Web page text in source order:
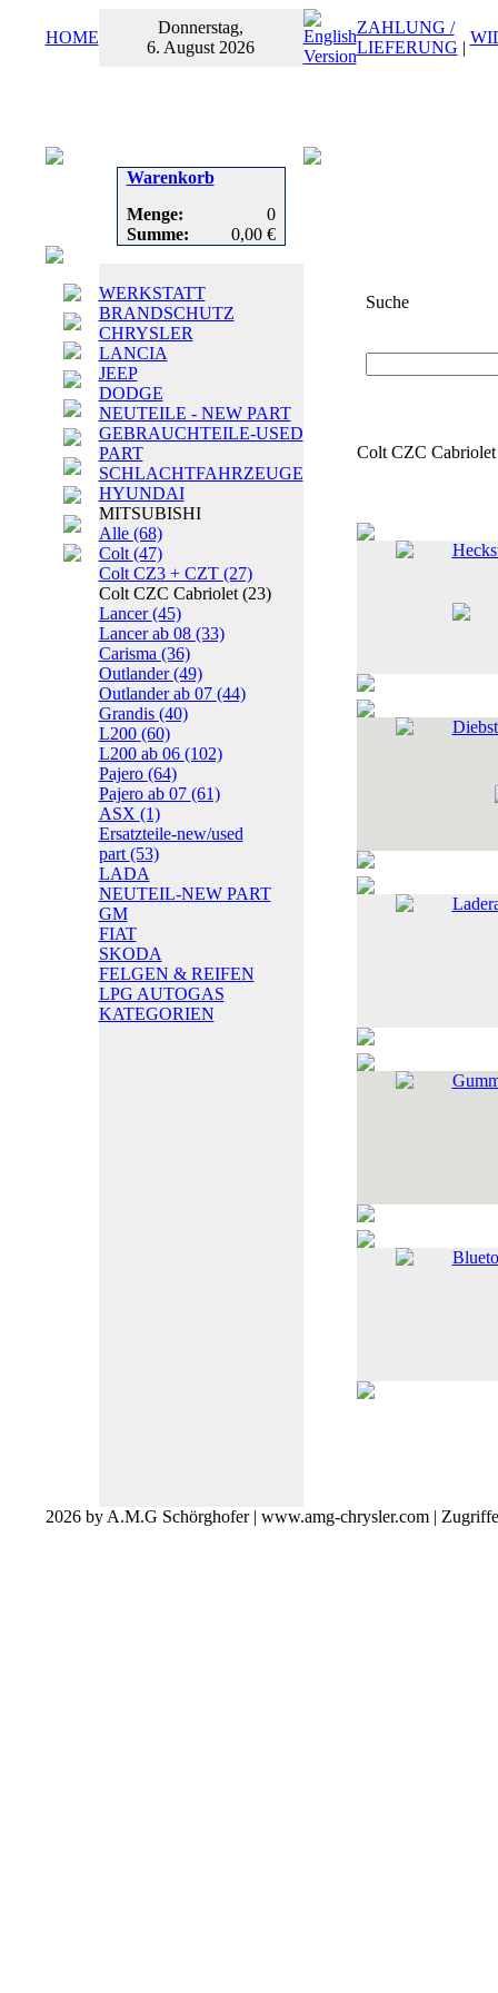
HOME
Donnerstag,
6. August 2026
ZAHLUNG /
LIEFERUNG |
Warenkorb
Menge:
0
Summe:
0,00 €
WERKSTATT
BRANDSCHUTZ
CHRYSLER
LANCIA
JEEP
DODGE
NEUTEILE - NEW PART
GEBRAUCHTEILE-USED
PART
SCHLACHTFAHRZEUGE
HYUNDAI
MITSUBISHI
Alle (68)
Colt (47)
Colt CZ3 + CZT (27)
Colt CZC Cabriolet (23)
Lancer(45)
Lancer ab 08 (33)
Carisma (36)
Outlander(49)
Outlander ab 07 (44)
Grandis (40)
L200 (60)
L200 ab 06 (102)
Pajero (64)
Pajero ab 07 (61)
ASX (1)
Ersatzteile-new/used
part (53)
LADA
NEUTEIL-NEW PART
GM
FIAT
SKODA
FELGEN & REIFEN
LPG AUTOGAS
KATEGORIEN
Suche
Colt CZC
2026 by A.M.G Schörghofer | www.amg-chrysler.com |